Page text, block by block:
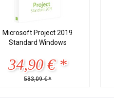
Microsoft Project 2019
Standard Windows
34,90 € *
583,09 € *